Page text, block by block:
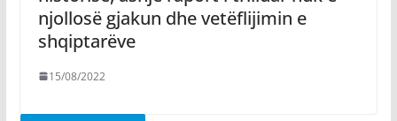
njollosë gjakun dhe vetëflijimin e
shqiptarëve
15/08/2022